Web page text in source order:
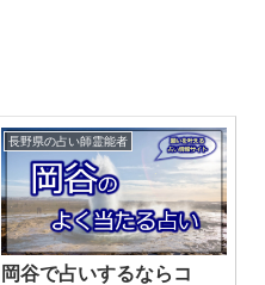
長野県の占い師霊能者
岡谷で占いするならコ